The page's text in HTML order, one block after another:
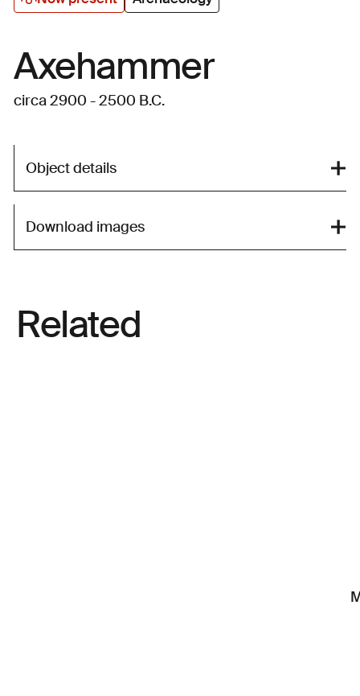
Axehammer
circa 2900 - 2500 B.C.
Object details
Download images
Related